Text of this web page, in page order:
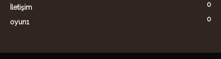
İletişim 0
oyun1 0